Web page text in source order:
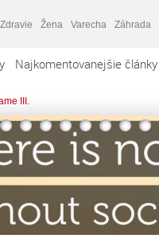
Zdravie Žena Varecha Záhrada
Najkomentovanejšie články
III.